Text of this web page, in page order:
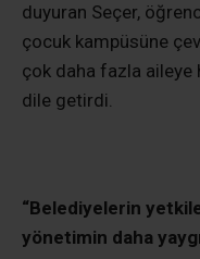
duyuran Seçer,
çocuk kampüsüne
çok daha fazla aileye
dile getirdi.
“Belediyelerin
yönetimin daha